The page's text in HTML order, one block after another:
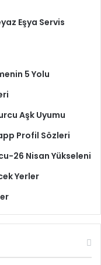
Eşya Servis
5 Yolu
Aşk Uyumu
Profil Sözleri
26 Nisan Yükseleni
Yerler